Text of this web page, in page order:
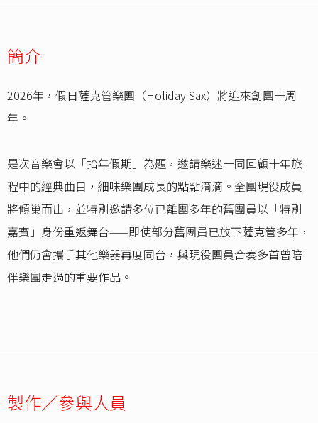
簡介
2026年，假日薩克管樂團（Holiday Sax）將迎來創團十周
年。
是次音樂會以「拾年假期」為題，邀請樂迷一同回顧十年旅
程中的經典曲目，細味樂團成長的點點滴滴。全團現役成員
將傾巢而出，並特別邀請多位已離團多年的舊團員以「特別
嘉賓」身份重返舞台——即使部分舊團員已放下薩克管多年，
他們仍會攜手其他樂器再度同台，與現役團員合奏多首曾陪
伴樂團走過的重要作品。
製作／參與人員